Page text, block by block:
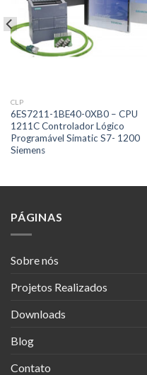
CLP
6ES7211-1BE40-0XB0 – CPU
1211C Controlador Lógico
Programável Simatic S7- 1200
Siemens
PÁGINAS
Sobre nós
Projetos Realizados
Downloads
Blog
Contato